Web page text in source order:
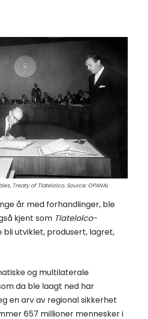
Treaty of Tlatelolco. Source: OPANAL
år med forhandlinger, ble
kjent som Tlatelolco-
utviklet, produsert, lagret,
og multilaterale
da ble laagt ned har
en arv av regional sikkerhet
657 millioner mennesker i